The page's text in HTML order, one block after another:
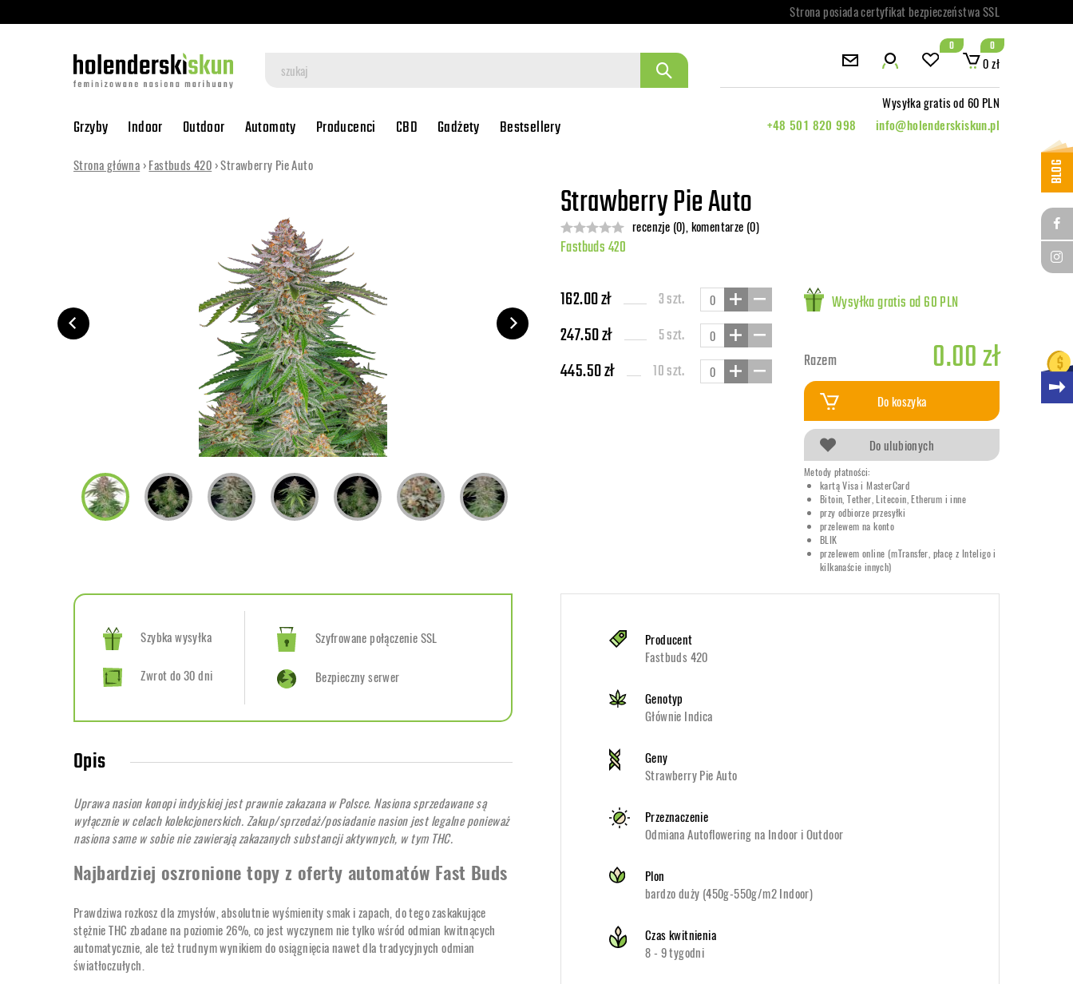
Strona posiada certyfikat bezpieczeństwa SSL
0
0 zł
0
Wysyłka gratis od 60 PLN
Grzyby Indoor Outdoor Automaty Producenci CBD Gadżety Bestsellery +48 501 820 998 info@holenderskiskun.pl
BLOG
Strona główna ›Fastbuds 420 › Strawberry Pie Auto
Strawberry Pie Auto
recenzje (0), komentarze (0)
Fastbuds 420
162.00 zł 3 szt.
247.50 zł 5 szt.
445.50 zł 10 szt.
Wysyłka gratis od 60 PLN
Razem 0.00 zł
Do koszyka
Do ulubionych
Metody płatności:
kartą Visa i MasterCard
Bitoin, Tether, Litecoin, Etherum i inne
przy odbiorze przesyłki
przelewem na konto
BLIK
przelewem online (mTransfer, płacę z Inteligo i
kilkanaście innych)
Szybka wysyłka
Zwrot do 30 dni
Szyfrowane połączenie SSL
Bezpieczny serwer
Opis
Uprawa nasion konopi indyjskiej jest prawnie zakazana w Polsce. Nasiona sprzedawane są
wyłącznie w celach kolekcjonerskich. Zakup/sprzedaż/posiadanie nasion jest legalne ponieważ
nasiona same w sobie nie zawierają zakazanych substancji aktywnych, w tym THC.
Najbardziej oszronione topy z oferty automatów Fast Buds
Prawdziwa rozkosz dla zmysłów, absolutnie wyśmienity smak i zapach, do tego zaskakujące
stężnie THC zbadane na poziomie 26%, co jest wyczynem nie tylko wśród odmian kwitnących
automatycznie, ale też trudnym wynikiem do osiągnięcia nawet dla tradycyjnych odmian
światłoczułych.
Producent
Fastbuds 420
Genotyp
Głównie Indica
Geny
Strawberry Pie Auto
Przeznaczenie
Odmiana Autoflowering na Indoor i Outdoor
Plon
bardzo duży (450g-550g/m2 Indoor)
Czas kwitnienia
8 - 9 tygodni